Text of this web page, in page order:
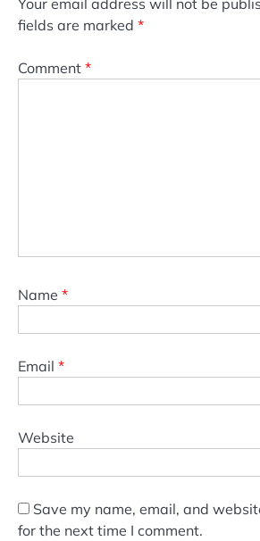
fields are marked *
Comment *
Name *
Email *
Website
Save my name, email, and
for the next time I comment.